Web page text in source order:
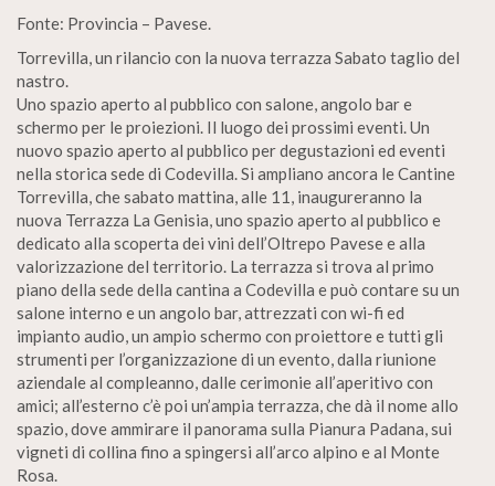
Fonte: Provincia – Pavese.
Torrevilla, un rilancio con la nuova terrazza Sabato taglio del
nastro.
Uno spazio aperto al pubblico con salone, angolo bar e
schermo per le proiezioni. Il luogo dei prossimi eventi. Un
nuovo spazio aperto al pubblico per degustazioni ed eventi
nella storica sede di Codevilla. Si ampliano ancora le Cantine
Torrevilla, che sabato mattina, alle 11, inaugureranno la
nuova Terrazza La Genisia, uno spazio aperto al pubblico e
dedicato alla scoperta dei vini dell’Oltrepo Pavese e alla
valorizzazione del territorio. La terrazza si trova al primo
piano della sede della cantina a Codevilla e può contare su un
salone interno e un angolo bar, attrezzati con wi-fi ed
impianto audio, un ampio schermo con proiettore e tutti gli
strumenti per l’organizzazione di un evento, dalla riunione
aziendale al compleanno, dalle cerimonie all’aperitivo con
amici; all’esterno c’è poi un’ampia terrazza, che dà il nome allo
spazio, dove ammirare il panorama sulla Pianura Padana, sui
vigneti di collina fino a spingersi all’arco alpino e al Monte
Rosa.